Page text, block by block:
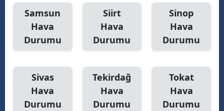
Samsun
Hava
Durumu
Siirt
Hava
Durumu
Sinop
Hava
Durumu
Sivas
Hava
Durumu
Tekirdağ
Hava
Durumu
Tokat
Hava
Durumu